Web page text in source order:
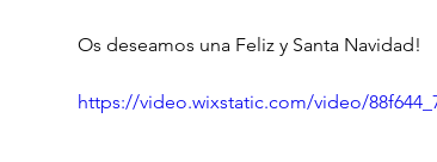
Os deseamos una Feliz y Santa Navidad!
https://video.wixstatic.com/video/